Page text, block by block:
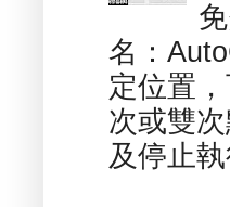
名：
定位置
次或雙
及停止